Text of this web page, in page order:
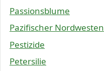
Passionsblume
Pazifischer Nordwesten
Pestizide
Petersilie